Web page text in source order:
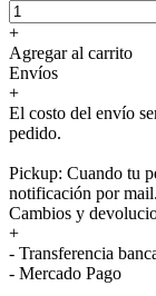
+
Agregar al carrito
Envíos
+
El costo del envío
pedido.
Pickup: Cuando tu
notificación por mail.
Cambios y
+
- Transferencia
- Mercado Pago